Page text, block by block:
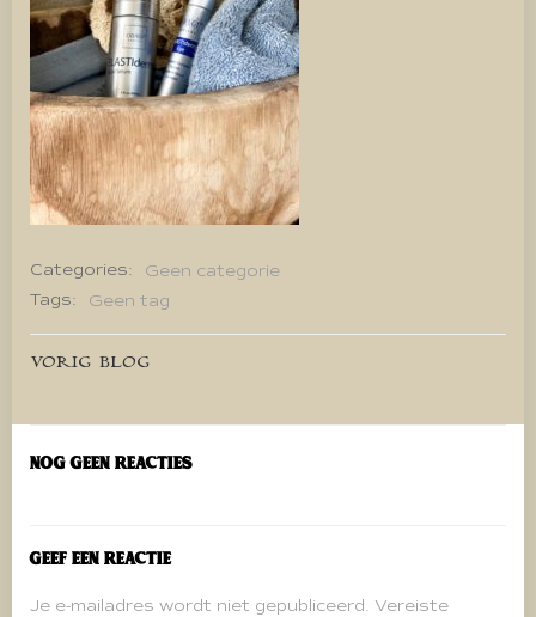
Categories:
Geen categorie
Tags:
Geen tag
Bericht
navigatie
VORIG BLOG
Nog geen reacties
Geef een reactie
Je e-mailadres wordt niet gepubliceerd. Vereiste